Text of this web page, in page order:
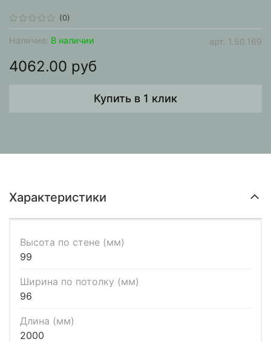
(0)
арт. 1.50.169
Наличие: В наличии
4062.00 руб
Купить в 1 клик
Характеристики
Высота по стене (мм)
99
Ширина по потолку (мм)
96
Длина (мм)
2000